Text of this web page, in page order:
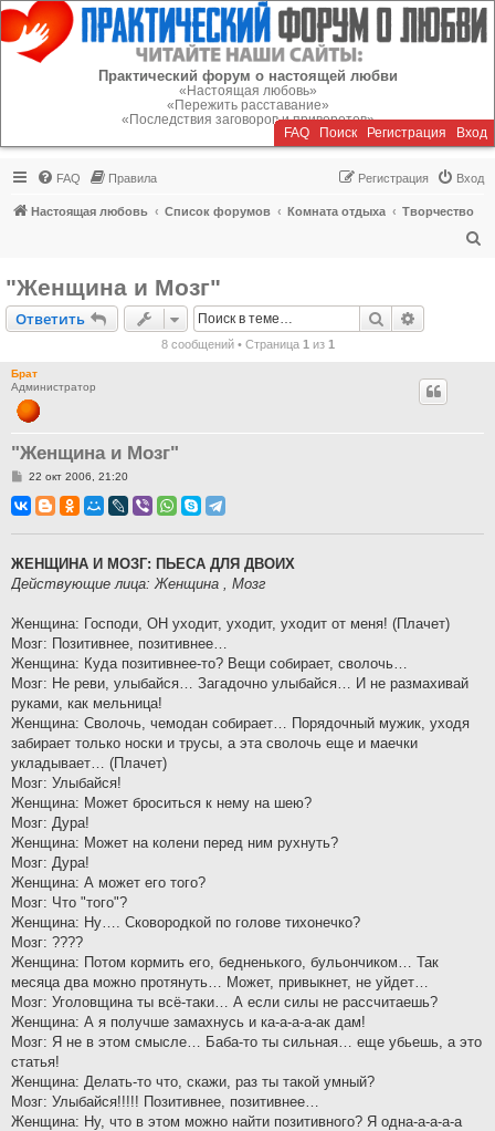
Регистрация
Практический форум о настоящей любви
«Настоящая любовь»
«Пережить расставание»
«Последствия заговоров и приворотов»
FAQ Поиск Регистрация Вход
FAQ Правила Вход
Регистрация
Настоящая любовь Список форумов Комната отдыха
Творчество
"Женщина и Мозг"
Ответить
Ответить Поиск
8 сообщений • Страница 1 из 1
Брат
Администратор
"Женщина и Мозг"
С
о
б
и
е
22 окт 2006, 21:20
ЖЕНЩИНА И МОЗГ: ПЬЕСА ДЛЯ ДВОИХ
Действующие лица: Женщина , Мозг
Женщина: Господи, ОН уходит, уходит, уходит от меня! (Плачет)
Мозг: Позитивнее, позитивнее…
Женщина: Куда позитивнее-то? Вещи собирает, сволочь…
Мозг: Не реви, улыбайся… Загадочно улыбайся… И не размахивай
руками, как мельница!
Женщина: Сволочь, чемодан собирает… Порядочный мужик, уходя
забирает только носки и трусы, а эта сволочь еще и маечки
укладывает… (Плачет)
Мозг: Улыбайся!
Женщина: Может броситься к нему на шею?
Мозг: Дура!
Женщина: Может на колени перед ним рухнуть?
Мозг: Дура!
Женщина: А может его того?
Мозг: Что "того"?
Женщина: Ну…. Сковородкой по голове тихонечко?
Мозг: ????
Женщина: Потом кормить его, бедненького, бульончиком… Так
месяца два можно протянуть… Может, привыкнет, не уйдет…
Мозг: Уголовщина ты всё-таки… А если силы не рассчитаешь?
Женщина: А я получше замахнусь и ка-а-а-а-ак дам!
Мозг: Я не в этом смысле… Баба-то ты сильная… еще убьешь, а это
статья!
Женщина: Делать-то что, скажи, раз ты такой умный?
Мозг: Улыбайся!!!!! Позитивнее, позитивнее…
Женщина: Ну, что в этом можно найти позитивного? Я одна-а-а-а-а